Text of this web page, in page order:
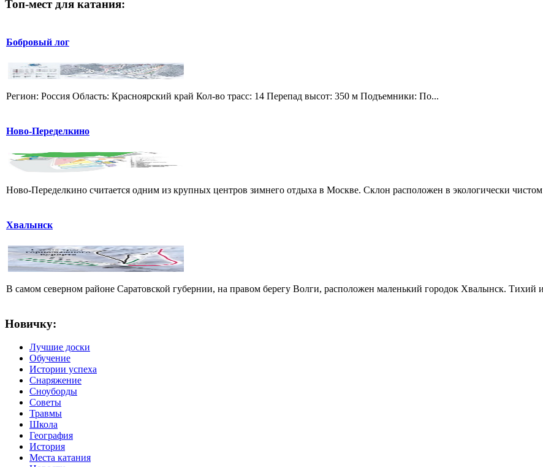
Топ-мест для катания:
Бобровый лог
Регион: Россия Область: Красноярский край Кол-во трасс: 14 Перепад высот: 350 м Подъемники: По...
Ново-Переделкино
Ново-Переделкино считается одним из крупных центров зимнего отдыха в Москве. Склон расположен в экологически
Хвалынск
В самом северном районе Саратовской губернии, на правом берегу Волги, расположен маленький городок Хвалынск.
Новичку:
Лучшие доски
Обучение
Истории успеха
Снаряжение
Сноуборды
Советы
Травмы
Школа
География
История
Места катания